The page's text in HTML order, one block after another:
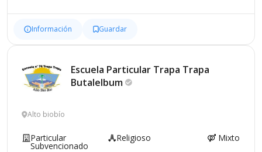
Información Guardar
Escuela Particular Trapa Trapa
Butalelbum
Alto biobío
Particular
Subvencionado
Religioso Mixto